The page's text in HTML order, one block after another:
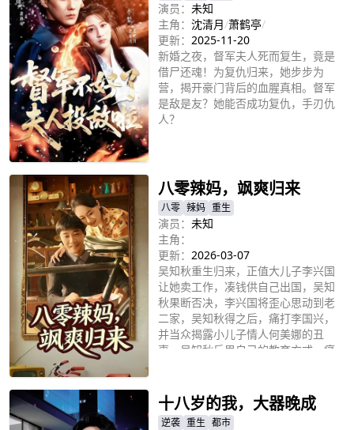
演员： 未知
主角： 沈清月/萧鹤亭/
更新： 2025-11-20
新婚之夜，督军夫人死而复生，竟是
借尸还魂！为复仇归来，她步步为
营，揭开豪门背后的血腥真相。督军
是敌是友？她能否成功复仇，手刃仇
人？
八零辣妈，飒爽归来
八零 辣妈 重生
演员： 未知
主角：
更新： 2026-03-07
吴知秋重生归来，正值大儿子李兴国
让她卖工作，凑钱供自己出国，吴知
秋果断否决，李兴国将歪心思动到老
二家，吴知秋得之后，痛打李国兴，
并当众揭露小儿子情人何美娜的丑
事。吴知秋反思自己的教育方式，痛
十八岁的我，大器晚成
逆袭 重生 都市